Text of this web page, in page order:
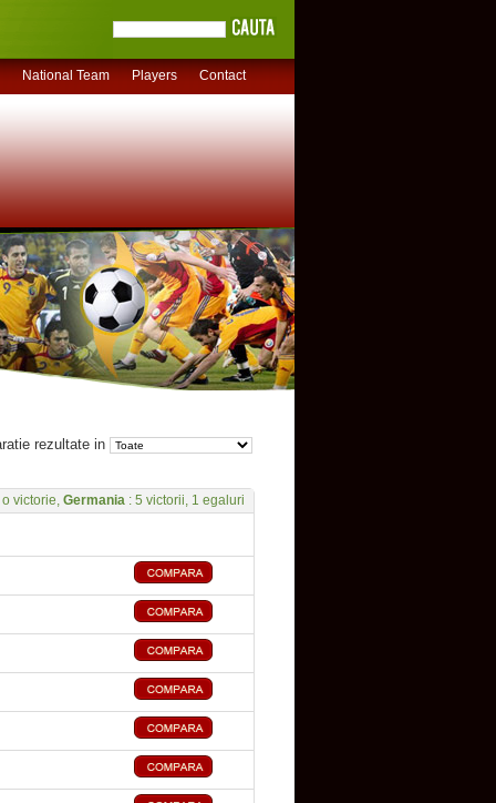
National Team Players Contact
rezultate in
victorie, Germania : 5 victorii, 1 egaluri